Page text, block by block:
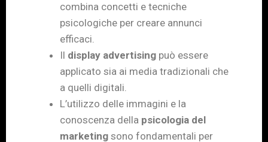
combina concetti e tecniche
psicologiche per creare annunci
efficaci.
Il display advertising può essere
applicato sia ai media tradizionali che
a quelli digitali.
L’utilizzo delle immagini e la
conoscenza della psicologia del
marketing sono fondamentali per